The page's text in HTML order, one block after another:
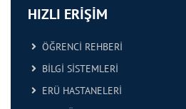
HIZLI ERİŞİM
ÖĞRENCİ REHBERİ
BİLGİ SİSTEMLERİ
ERÜ HASTANELERİ